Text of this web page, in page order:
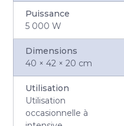
Puissance
5 000 W
Dimensions
40 × 42 × 20 cm
Utilisation
Utilisation
occasionnelle à